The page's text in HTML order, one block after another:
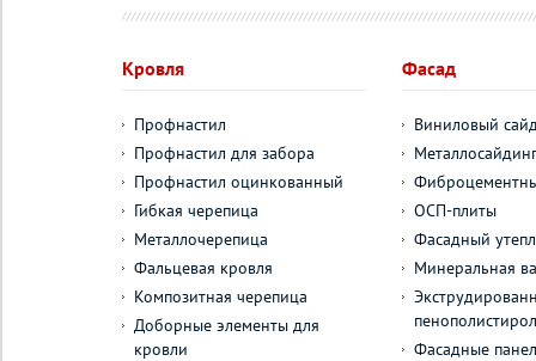
Кровля
Профнастил
Профнастил для забора
Профнастил оцинкованный
Гибкая черепица
Металлочерепица
Фальцевая кровля
Композитная черепица
Доборные элементы для
кровли
Фасад
Виниловый
Металлосайдинг
ОСП-плиты
Фасадный
Минеральная
пенополистирол
Фасадные